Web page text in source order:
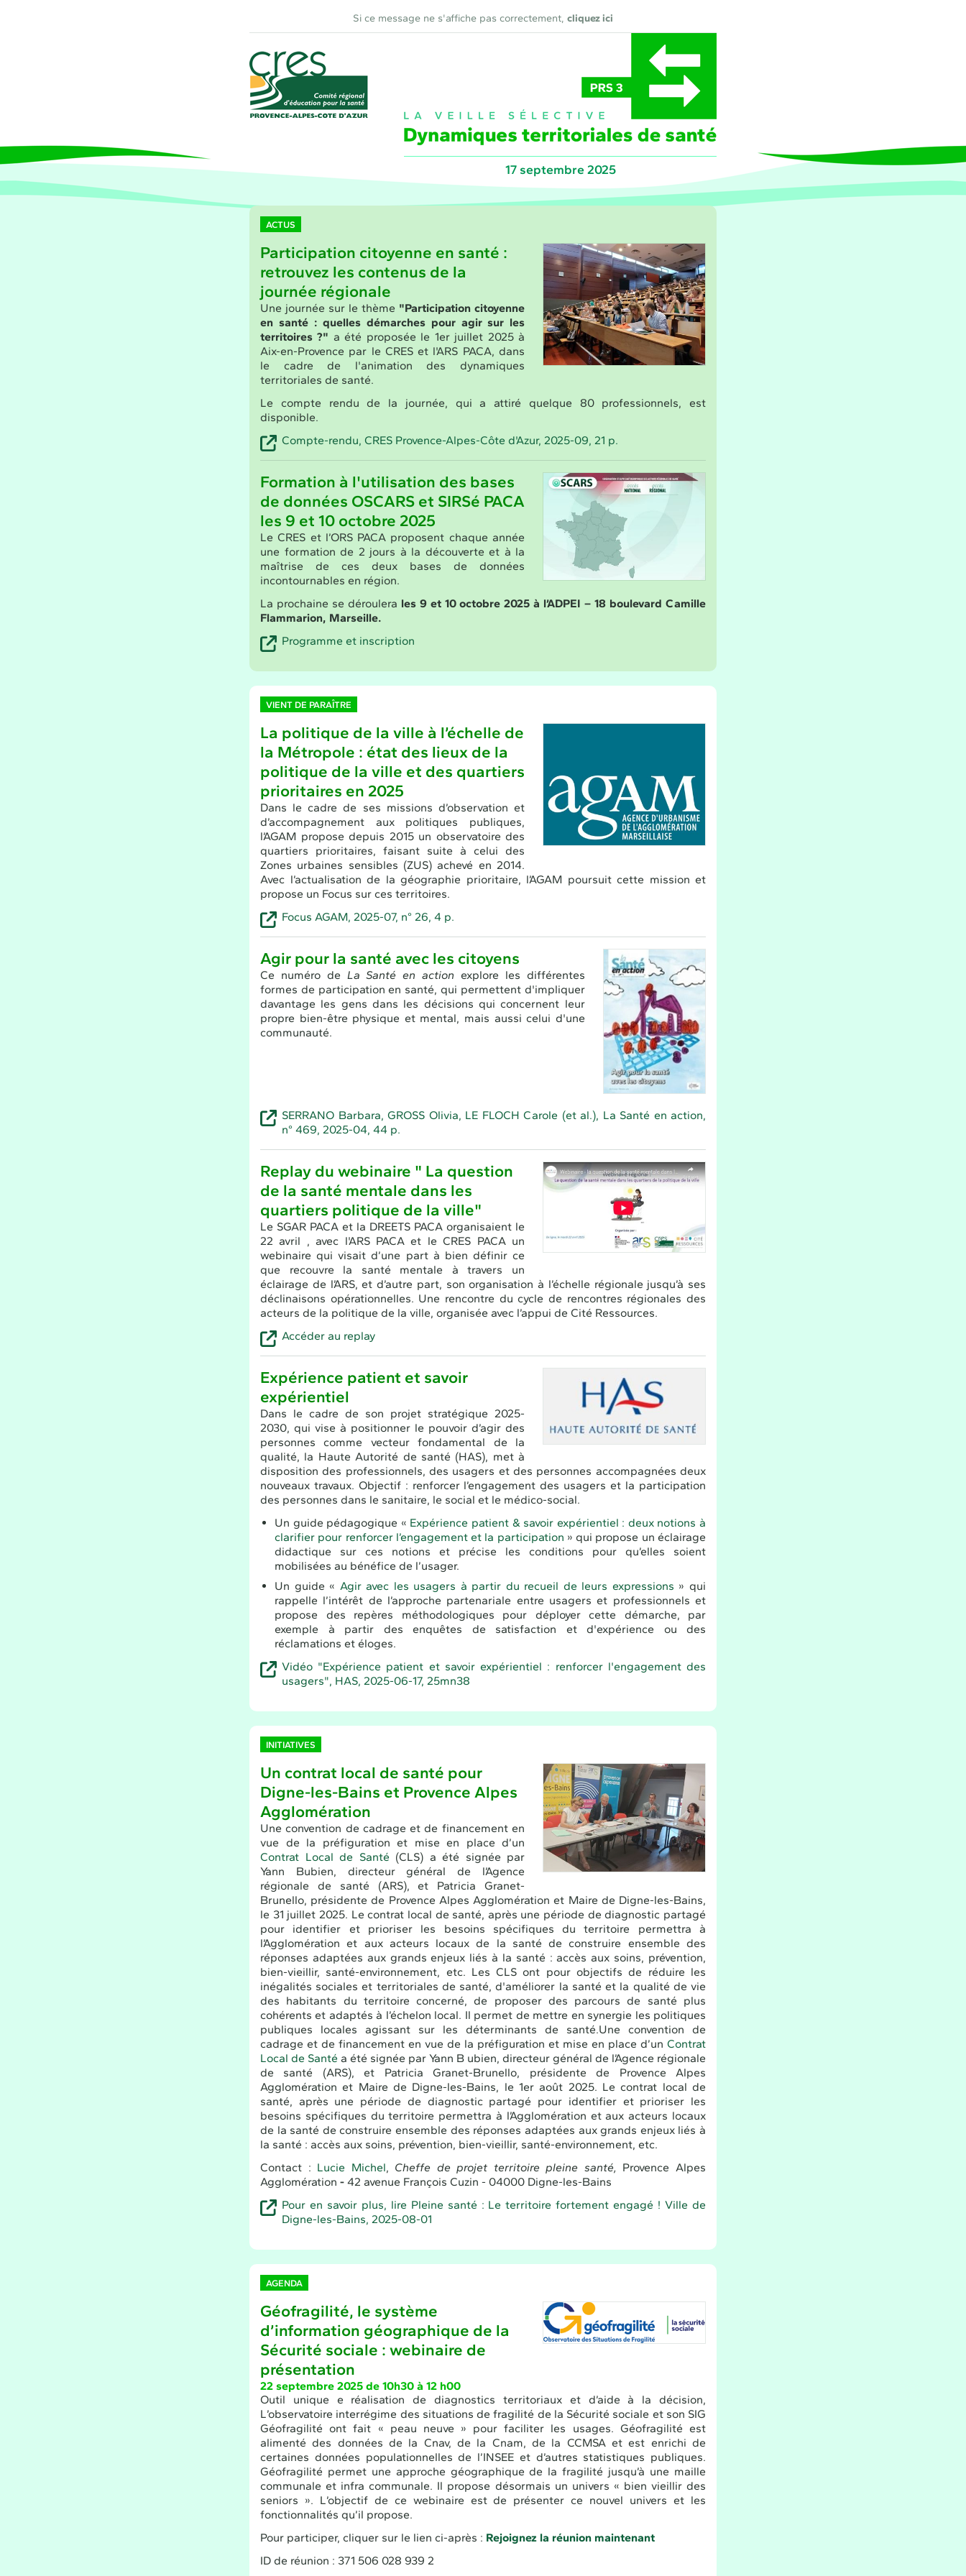
Si ce message ne s'affiche pas correctement, cliquez ici
17 septembre 2025
ACTUS
Participation citoyenne en santé :
retrouvez les contenus de la
journée régionale
Une journée sur le thème "Participation citoyenne
en santé : quelles démarches pour agir sur les
territoires ?" a été proposée le 1er juillet 2025 à
Aix-en-Provence par le CRES et l'ARS PACA, dans
le cadre de l'animation des dynamiques
territoriales de santé.
Le compte rendu de la journée, qui a attiré quelque 80 professionnels, est
disponible.
Compte-rendu, CRES Provence-Alpes-Côte d'Azur, 2025-09, 21 p.
Formation à l'utilisation des bases
de données OSCARS et SIRSé PACA
les 9 et 10 octobre 2025
Le CRES et l’ORS PACA proposent chaque année
une formation de 2 jours à la découverte et à la
maîtrise de ces deux bases de données
incontournables en région.
La prochaine se déroulera les 9 et 10 octobre 2025 à l’ADPEI – 18 boulevard Camille
Flammarion, Marseille.
Programme et inscription
VIENT DE PARAÎTRE
La politique de la ville à l’échelle de
la Métropole : état des lieux de la
politique de la ville et des quartiers
prioritaires en 2025
Dans le cadre de ses missions d’observation et
d’accompagnement aux politiques publiques,
l’AGAM propose depuis 2015 un observatoire des
quartiers prioritaires, faisant suite à celui des
Zones urbaines sensibles (ZUS) achevé en 2014.
Avec l’actualisation de la géographie prioritaire, l’AGAM poursuit cette mission et
propose un Focus sur ces territoires.
Focus AGAM, 2025-07, n° 26, 4 p.
Agir pour la santé avec les citoyens
Ce numéro de La Santé en action explore les différentes
formes de participation en santé, qui permettent d'impliquer
davantage les gens dans les décisions qui concernent leur
propre bien-être physique et mental, mais aussi celui d'une
communauté.
SERRANO Barbara, GROSS Olivia, LE FLOCH Carole (et al.), La Santé en action,
n° 469, 2025-04, 44 p.
Replay du webinaire " La question
de la santé mentale dans les
quartiers politique de la ville"
Le SGAR PACA et la DREETS PACA organisaient le
22 avril , avec l'ARS PACA et le CRES PACA un
webinaire qui visait d’une part à bien définir ce
que recouvre la santé mentale à travers un
éclairage de l’ARS, et d’autre part, son organisation à l’échelle régionale jusqu’à ses
déclinaisons opérationnelles. Une rencontre du cycle de rencontres régionales des
acteurs de la politique de la ville, organisée avec l’appui de Cité Ressources.
Accéder au replay
Expérience patient et savoir
expérientiel
Dans le cadre de son projet stratégique 2025-
2030, qui vise à positionner le pouvoir d’agir des
personnes comme vecteur fondamental de la
qualité, la Haute Autorité de santé (HAS), met à
disposition des professionnels, des usagers et des personnes accompagnées deux
nouveaux travaux. Objectif : renforcer l’engagement des usagers et la participation
des personnes dans le sanitaire, le social et le médico-social.
Un guide pédagogique « Expérience patient & savoir expérientiel : deux notions à
clarifier pour renforcer l’engagement et la participation » qui propose un éclairage
didactique sur ces notions et précise les conditions pour qu’elles soient
mobilisées au bénéfice de l’usager.
Un guide « Agir avec les usagers à partir du recueil de leurs expressions » qui
rappelle l’intérêt de l’approche partenariale entre usagers et professionnels et
propose des repères méthodologiques pour déployer cette démarche, par
exemple à partir des enquêtes de satisfaction et d'expérience ou des
réclamations et éloges.
Vidéo "Expérience patient et savoir expérientiel : renforcer l'engagement des
usagers", HAS, 2025-06-17, 25mn38
INITIATIVES
Un contrat local de santé pour
Digne-les-Bains et Provence Alpes
Agglomération
Une convention de cadrage et de financement en
vue de la préfiguration et mise en place d’un
Contrat Local de Santé (CLS) a été signée par
Yann Bubien, directeur général de l’Agence
régionale de santé (ARS), et Patricia Granet-
Brunello, présidente de Provence Alpes Agglomération et Maire de Digne-les-Bains,
le 31 juillet 2025. Le contrat local de santé, après une période de diagnostic partagé
pour identifier et prioriser les besoins spécifiques du territoire permettra à
l’Agglomération et aux acteurs locaux de la santé de construire ensemble des
réponses adaptées aux grands enjeux liés à la santé : accès aux soins, prévention,
bien-vieillir, santé-environnement, etc. Les CLS ont pour objectifs de réduire les
inégalités sociales et territoriales de santé, d'améliorer la santé et la qualité de vie
des habitants du territoire concerné, de proposer des parcours de santé plus
cohérents et adaptés à l’échelon local. Il permet de mettre en synergie les politiques
publiques locales agissant sur les déterminants de santé.Une convention de
cadrage et de financement en vue de la préfiguration et mise en place d’un Contrat
Local de Santé a été signée par Yann B ubien, directeur général de l’Agence régionale
de santé (ARS), et Patricia Granet-Brunello, présidente de Provence Alpes
Agglomération et Maire de Digne-les-Bains, le 1er août 2025. Le contrat local de
santé, après une période de diagnostic partagé pour identifier et prioriser les
besoins spécifiques du territoire permettra à l’Agglomération et aux acteurs locaux
de la santé de construire ensemble des réponses adaptées aux grands enjeux liés à
la santé : accès aux soins, prévention, bien-vieillir, santé-environnement, etc.
Contact : Lucie Michel, Cheffe de projet territoire pleine santé, Provence Alpes
Agglomération - 42 avenue François Cuzin - 04000 Digne-les-Bains
Pour en savoir plus, lire Pleine santé : Le territoire fortement engagé ! Ville de
Digne-les-Bains, 2025-08-01
AGENDA
Géofragilité, le système
d’information géographique de la
Sécurité sociale : webinaire de
présentation
22 septembre 2025 de 10h30 à 12 h00
Outil unique e réalisation de diagnostics territoriaux et d’aide à la décision,
L’observatoire interrégime des situations de fragilité de la Sécurité sociale et son SIG
Géofragilité ont fait « peau neuve » pour faciliter les usages. Géofragilité est
alimenté des données de la Cnav, de la Cnam, de la CCMSA et est enrichi de
certaines données populationnelles de l’INSEE et d’autres statistiques publiques.
Géofragilité permet une approche géographique de la fragilité jusqu’à une maille
communale et infra communale. Il propose désormais un univers « bien vieillir des
seniors ». L’objectif de ce webinaire est de présenter ce nouvel univers et les
fonctionnalités qu’il propose.
Pour participer, cliquer sur le lien ci-après : Rejoignez la réunion maintenant
ID de réunion : 371 506 028 939 2